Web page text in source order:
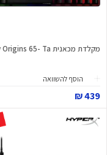
מקלדת מכאנית Alloy Origins 65- Ta
הוסף להשוואה
439 ₪